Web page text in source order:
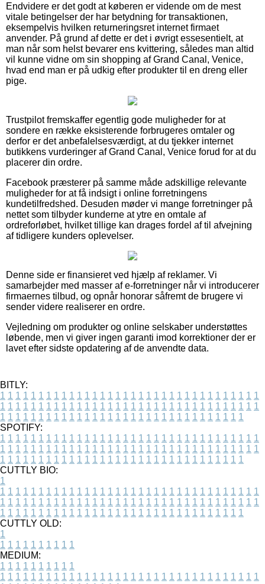
Endvidere er det godt at køberen er vidende om de mest
vitale betingelser der har betydning for transaktionen,
eksempelvis hvilken returneringsret internet firmaet
anvender. På grund af dette er det i øvrigt essesentielt, at
man når som helst bevarer ens kvittering, således man altid
vil kunne vidne om sin shopping af Grand Canal, Venice,
hvad end man er på udkig efter produkter til en dreng eller
pige.
Trustpilot fremskaffer egentlig gode muligheder for at
sondere en række eksisterende forbrugeres omtaler og
derfor er det anbefalelsesværdigt, at du tjekker internet
butikkens vurderinger af Grand Canal, Venice forud for at du
placerer din ordre.
Facebook præsterer på samme måde adskillige relevante
muligheder for at få indsigt i online forretningens
kundetilfredshed. Desuden møder vi mange forretninger på
nettet som tilbyder kunderne at ytre en omtale af
ordreforløbet, hvilket tillige kan drages fordel af til afvejning
af tidligere kunders oplevelser.
Denne side er finansieret ved hjælp af reklamer. Vi
samarbejder med masser af e-forretninger når vi introducerer
firmaernes tilbud, og opnår honorar såfremt de brugere vi
sender videre realiserer en ordre.
Vejledning om produkter og online selskaber understøttes
løbende, men vi giver ingen garanti imod korrektioner der er
lavet efter sidste opdatering af de anvendte data.
BITLY:
1 1 1 1 1 1 1 1 1 1 1 1 1 1 1 1 1 1 1 1 1 1 1 1 1 1 1 1 1 1 1 1 1 1
1 1 1 1 1 1 1 1 1 1 1 1 1 1 1 1 1 1 1 1 1 1 1 1 1 1 1 1 1 1 1 1 1 1
1 1 1 1 1 1 1 1 1 1 1 1 1 1 1 1 1 1 1 1 1 1 1 1 1 1 1 1 1 1 1 1
SPOTIFY:
1 1 1 1 1 1 1 1 1 1 1 1 1 1 1 1 1 1 1 1 1 1 1 1 1 1 1 1 1 1 1 1 1 1
1 1 1 1 1 1 1 1 1 1 1 1 1 1 1 1 1 1 1 1 1 1 1 1 1 1 1 1 1 1 1 1 1 1
1 1 1 1 1 1 1 1 1 1 1 1 1 1 1 1 1 1 1 1 1 1 1 1 1 1 1 1 1 1 1 1
CUTTLY BIO:
1
1 1 1 1 1 1 1 1 1 1 1 1 1 1 1 1 1 1 1 1 1 1 1 1 1 1 1 1 1 1 1 1 1 1
1 1 1 1 1 1 1 1 1 1 1 1 1 1 1 1 1 1 1 1 1 1 1 1 1 1 1 1 1 1 1 1 1 1
1 1 1 1 1 1 1 1 1 1 1 1 1 1 1 1 1 1 1 1 1 1 1 1 1 1 1 1 1 1 1 1
CUTTLY OLD:
1
1 1 1 1 1 1 1 1 1 1
MEDIUM:
1 1 1 1 1 1 1 1 1 1
1 1 1 1 1 1 1 1 1 1 1 1 1 1 1 1 1 1 1 1 1 1 1 1 1 1 1 1 1 1 1 1 1 1